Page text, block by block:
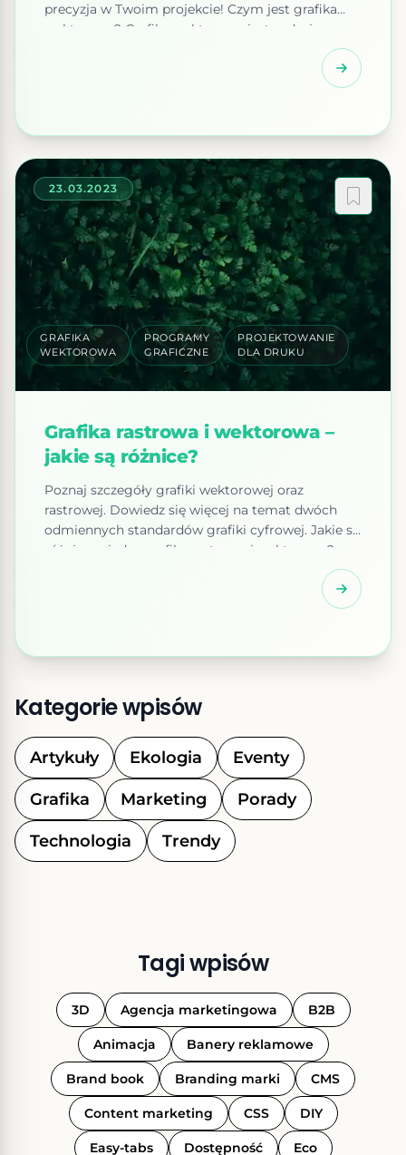
precyzja w Twoim projekcie! Czym jest grafika
wektorowa? Grafika wektorowa jest rodzajem
grafiki komputerowej stosowanej do tworzenia
geometrycznych, takich jak linie, krzywe, figury i
23.03.2023
GRAFIKA
WEKTOROWA
PROGRAMY
GRAFICZNE
PROJEKTOWANIE
DLA DRUKU
Grafika rastrowa i wektorowa –
jakie są różnice?
Poznaj szczegóły grafiki wektorowej oraz
rastrowej. Dowiedz się więcej na temat dwóch
odmiennych standardów grafiki cyfrowej. Jakie są
różnice między grafiką rastrową i wektorową?
Grafika rastrowa składa się z małych punktów
zwanych pikselami, które tworzą obraz. Jest to
dobre rozwiązanie do tworzenia fotografii, ale jeśli
Kategorie wpisów
Artykuły Ekologia Eventy
Grafika Marketing Porady
Technologia Trendy
Tagi wpisów
3D Agencja marketingowa B2B
Animacja Banery reklamowe
Brand book Branding marki CMS
Content marketing CSS DIY
Easy-tabs Dostępność Eco